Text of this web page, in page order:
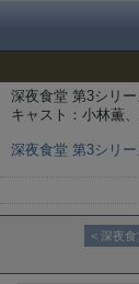
深夜食堂 第3シリ
キャスト：小林薫
深夜食堂 第3シリ
< 深夜